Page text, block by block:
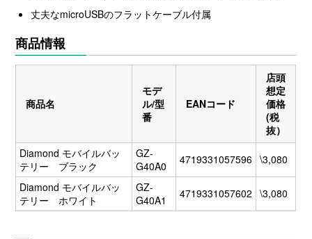
丈夫なmicroUSBのフラットケーブル付属
商品情報
商品名
モデ
ル/型
番
EANコード
店頭
想定
価格
(税
抜）
Diamond モバイルバッ
テリー ブラック
GZ-
G40A0
4719331057596 \3,080
Diamond モバイルバッ
テリー ホワイト
GZ-
G40A1
4719331057602 \3,080